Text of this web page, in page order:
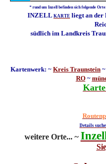
* rund um Inzell befinden sich folgende Orte:
INZELL KARTE liegt an der
südlich im Landkreis
Kartenwerk: ~ Kreis Traunstein ~
RO~
Karte
Details
weitere Orte... ~